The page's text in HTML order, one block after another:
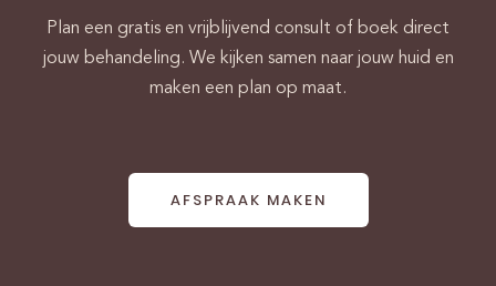
Plan een gratis en vrijblijvend consult of boek direct
jouw behandeling. We kijken samen naar jouw huid en
maken een plan op maat.
AFSPRAAK MAKEN